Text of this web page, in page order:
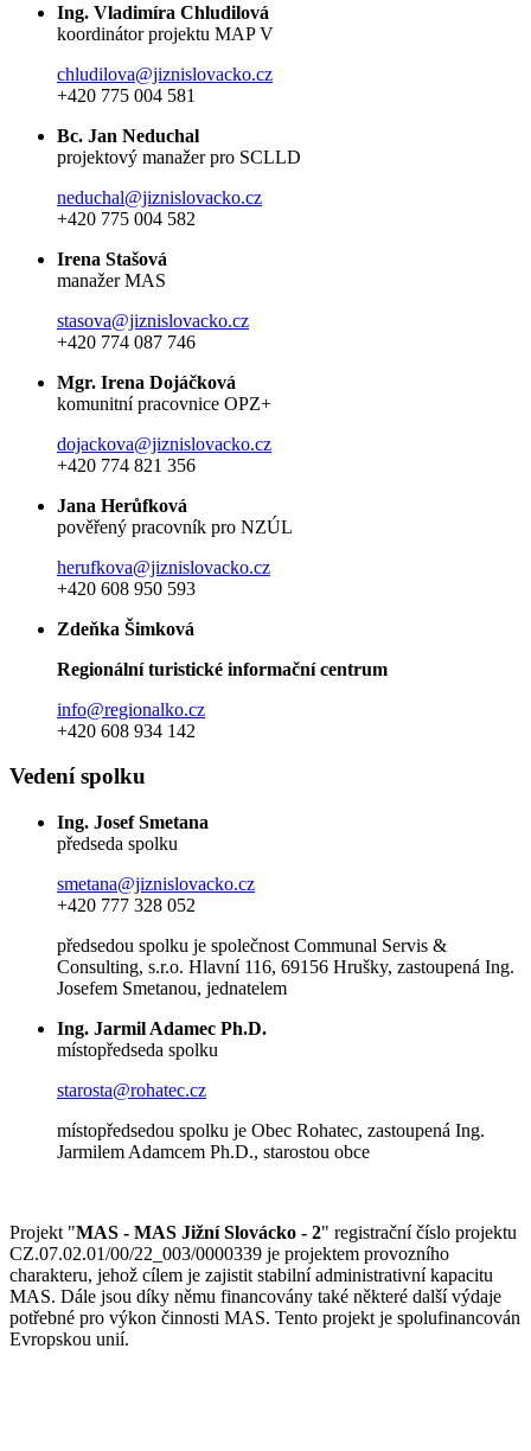
Ing. Vladimíra Chludilová
koordinátor projektu MAP V
chludilova@jiznislovacko.cz
+420 775 004 581
Bc. Jan Neduchal
projektový manažer pro SCLLD
neduchal@jiznislovacko.cz
+420 775 004 582
Irena Stašová
manažer MAS
stasova@jiznislovacko.cz
+420 774 087 746
Mgr. Irena Dojáčková
komunitní pracovnice OPZ+
dojackova@jiznislovacko.cz
+420 774 821 356
Jana Herůfková
pověřený pracovník pro NZÚL
herufkova@jiznislovacko.cz
+420 608 950 593
Zdeňka Šimková
Regionální turistické informační centrum
info@regionalko.cz
+420 608 934 142
Vedení spolku
Ing. Josef Smetana
předseda spolku
smetana@jiznislovacko.cz
+420 777 328 052
předsedou spolku je společnost Communal Servis &
Consulting, s.r.o. Hlavní 116, 69156 Hrušky, zastoupená Ing.
Josefem Smetanou, jednatelem
Ing. Jarmil Adamec Ph.D.
místopředseda spolku
starosta@rohatec.cz
místopředsedou spolku je Obec Rohatec, zastoupená Ing.
Jarmilem Adamcem Ph.D., starostou obce
Projekt "MAS - MAS Jižní Slovácko - 2" registrační číslo projektu
CZ.07.02.01/00/22_003/0000339 je projektem provozního
charakteru, jehož cílem je zajistit stabilní administrativní kapacitu
MAS. Dále jsou díky němu financovány také některé další výdaje
potřebné pro výkon činnosti MAS. Tento projekt je spolufinancován
Evropskou unií.